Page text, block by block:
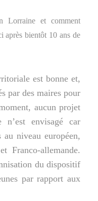
Lorraine et comment
après bientôt 10 ans de
est bonne et,
par des maires pour
aucun projet
envisagé car
au niveau européen,
Franco-allemande.
du dispositif
par rapport aux